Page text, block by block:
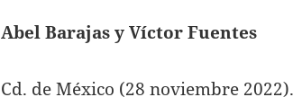
Abel Barajas y Víctor Fuentes
Cd. de México (28 noviembre